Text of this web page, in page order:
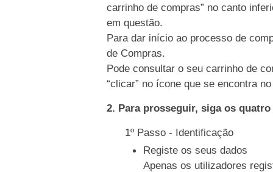
carrinho de compras” no canto
em questão.
Para dar início ao processo de
de Compras.
Pode consultar o seu carrinho de
“clicar” no ícone que se encontra
2. Para prosseguir, siga os
1º Passo - Identificação
Registe os seus dados
Apenas os utilizadores